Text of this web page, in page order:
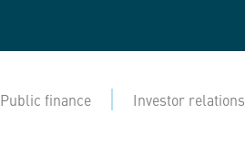
Public finance Investor relations